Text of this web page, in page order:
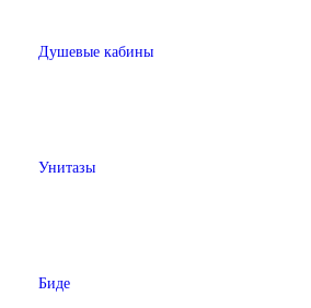
Душевые кабины
Унитазы
Биде